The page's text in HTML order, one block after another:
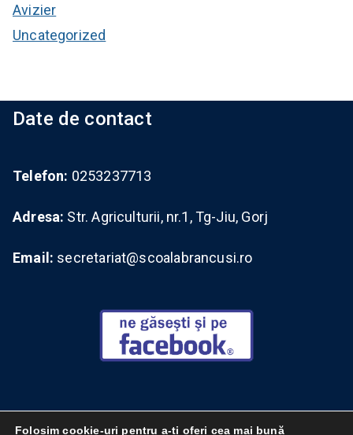
Avizier
Uncategorized
Date de contact
Telefon: 0253237713
Adresa: Str. Agriculturii, nr.1, Tg-Jiu, Gorj
Email: secretariat@scoalabrancusi.ro
Vizitați vechiul site (brancusi12.wordpress.com)
Folosim cookie-uri pentru a-ți oferi cea mai bună